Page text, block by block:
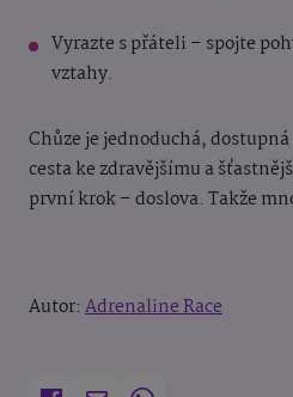
Vyrazte s přáteli – spojte
vztahy.
Chůze je jednoduchá,
cesta ke zdravějšímu a
první krok – doslova. Takže
Autor: Adrenaline Race